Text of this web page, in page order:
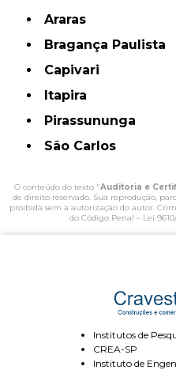
Araras
Bragança Paulista
Capivari
Itapira
Pirassununga
São Carlos
O conteúdo do texto "Auditoria e
de direito reservado. Sua reprodução,
proibida sem a autorização do autor.
do Código Penal – Lei
Institutos de
CREA-SP
Instituto de